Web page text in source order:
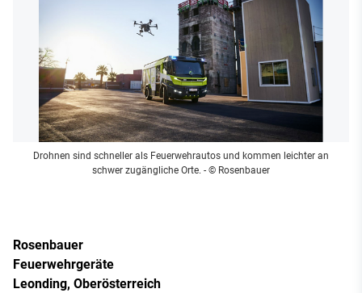
Drohnen sind schneller als Feuerwehrautos und kommen leichter an
schwer zugängliche Orte. - © Rosenbauer
Rosenbauer
Feuerwehrgeräte
Leonding, Oberösterreich